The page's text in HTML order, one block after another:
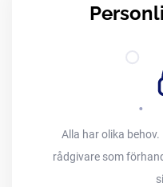
Alla har olika
rådgivare som